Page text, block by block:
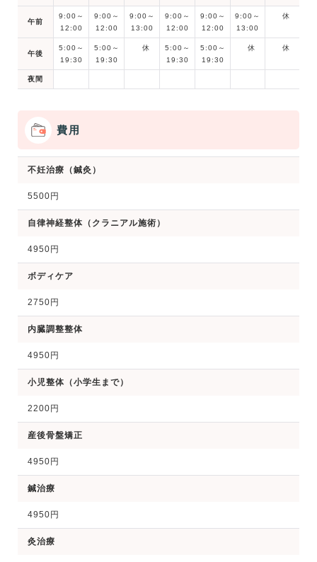
午前
9:00～
12:00
9:00～
12:00
9:00～
13:00
9:00～
12:00
9:00～
12:00
9:00～
13:00
休
午後
5:00～
19:30
5:00～
19:30
休
5:00～
19:30
5:00～
19:30
休 休
夜間
費用
不妊治療（鍼灸）
5500円
自律神経整体（クラニアル施術）
4950円
ボディケア
2750円
内臓調整整体
4950円
小児整体（小学生まで）
2200円
産後骨盤矯正
4950円
鍼治療
4950円
灸治療